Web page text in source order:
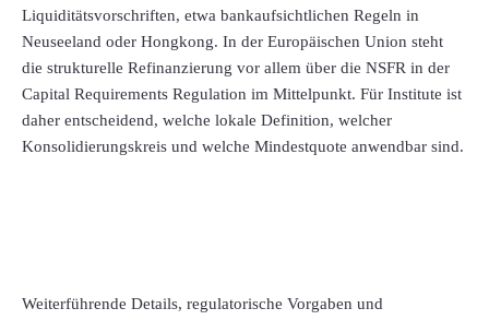
Liquiditätsvorschriften, etwa bankaufsichtlichen Regeln in
Neuseeland oder Hongkong. In der Europäischen Union steht
die strukturelle Refinanzierung vor allem über die NSFR in der
Capital Requirements Regulation im Mittelpunkt. Für Institute ist
daher entscheidend, welche lokale Definition, welcher
Konsolidierungskreis und welche Mindestquote anwendbar sind.
Weiterführende Details, regulatorische Vorgaben und